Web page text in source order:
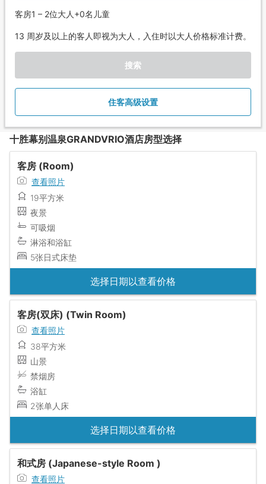
客房1 – 2位大人+0名儿童
13 周岁及以上的客人即视为大人，入住时以大人价格标准计费。
搜索
住客高级设置
十胜幕别温泉GRANDVRIO酒店房型选择
客房 (Room)
查看照片
19平方米
夜景
可吸烟
淋浴和浴缸
5张日式床垫
选择日期以查看价格
客房(双床) (Twin Room)
查看照片
38平方米
山景
禁烟房
浴缸
2张单人床
选择日期以查看价格
和式房 (Japanese-style Room )
查看照片